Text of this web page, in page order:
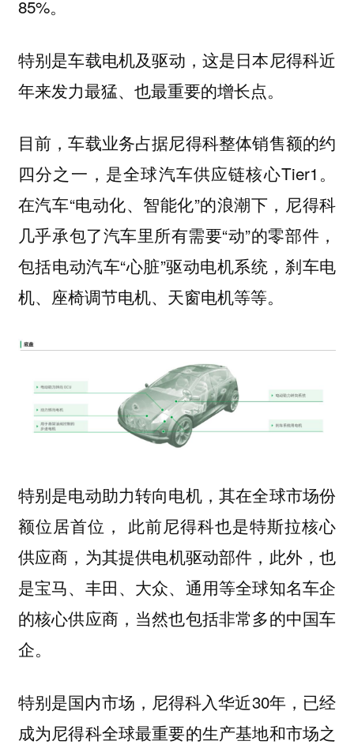
85%。
特别是车载电机及驱动 ，这是日本尼得科近
年来发力最猛、也最重要的增长点。
目前，车载业务占据尼得科整体销售额的约
四分之一，是全球汽车供应链核心Tier1。
在汽车“电动化、智能化”的浪潮下，尼得科
几乎承包了汽车里所有需要“动”的零部件，
包括电动汽车“心脏”驱动电机系统，刹车电
机、座椅调节电机、天窗电机等等。
特别是电动助力转向电机，其在全球市场份
额位居首位， 此前尼得科也是特斯拉核心
供应商，为其提供电机驱动部件 ，此外，也
是宝马、丰田、大众、通用等全球知名车企
的核心供应商，当然也包括非常多的中国车
企。
特别是国内市场，尼得科入华近30年，已经
成为尼得科全球最重要的生产基地和市场之